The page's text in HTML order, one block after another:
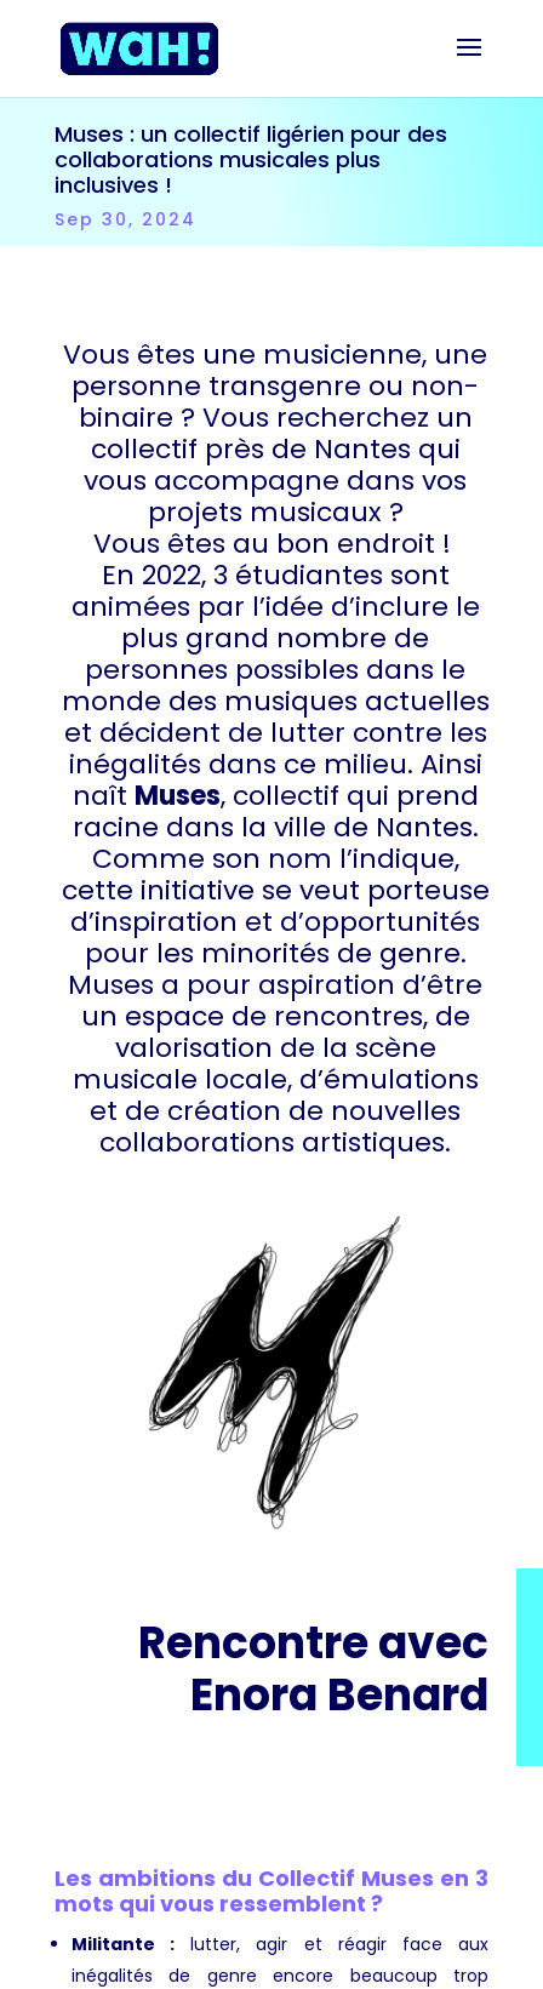
Muses : un collectif ligérien pour des
collaborations musicales plus
inclusives !
Sep 30, 2024
Vous êtes une musicienne, une
personne transgenre ou non-
binaire ? Vous recherchez un
collectif près de Nantes qui
vous accompagne dans vos
projets musicaux ?
Vous êtes au bon endroit !
En 2022, 3 étudiantes sont
animées par l’idée d’inclure le
plus grand nombre de
personnes possibles dans le
monde des musiques actuelles
et décident de lutter contre les
inégalités dans ce milieu. Ainsi
naît Muses, collectif qui prend
racine dans la ville de Nantes.
Comme son nom l’indique,
cette initiative se veut porteuse
d’inspiration et d’opportunités
pour les minorités de genre.
Muses a pour aspiration d’être
un espace de rencontres, de
valorisation de la scène
musicale locale, d’émulations
et de création de nouvelles
collaborations artistiques.
Rencontre avec
Enora Benard
Les ambitions du Collectif Muses en 3
mots qui vous ressemblent ?
Militante : lutter, agir et réagir face aux
inégalités de genre encore beaucoup trop